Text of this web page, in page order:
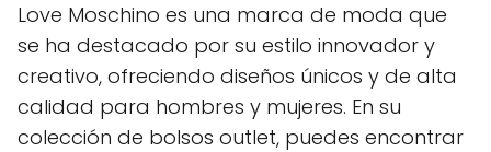
Love Moschino es una marca de moda que
se ha destacado por su estilo innovador y
creativo, ofreciendo diseños únicos y de alta
calidad para hombres y mujeres. En su
colección de bolsos outlet, puedes encontrar